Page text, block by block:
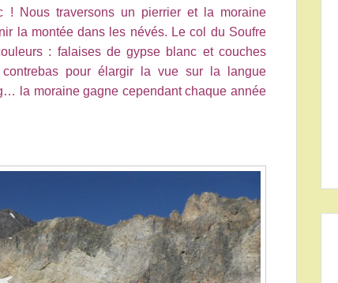
Nous traversons un pierrier et la moraine
la montée dans les névés. Le col du Soufre
: falaises de gypse blanc et couches
pour élargir la vue sur la langue
la moraine gagne cependant chaque année